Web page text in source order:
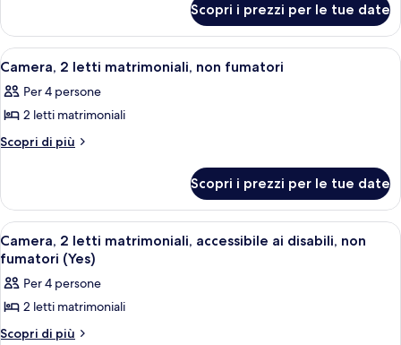
queen,
accessibile
ai
disabili,
non
fumatori
(Yes)
2
letti
queen,
ai
disabili,
fumatori
Scopri i prezzi per le tue date
Apri
tutte
le
foto
per
letti
matrimoniali,
non
fumatori
Camera d'albergo con due letti,
3
Camera, 2 letti matrimoniali, non fumatori
Per 4 persone
2 letti matrimoniali
Scopri di più
Altri
2
letti
matrimoniali,
non
Scopri i prezzi per le tue date
Apri
tutte
le
foto
per
Camera,
Camera d'albergo con due letti,
3
Camera, 2 letti matrimoniali, accessibile ai disabili, non
fumatori (Yes)
Per 4 persone
2 letti matrimoniali
Scopri di più
Altri